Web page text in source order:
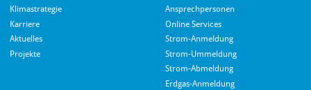
Klimastrategie
Karriere
Aktuelles
Projekte
Ansprechpersonen
Online Services
Strom-Anmeldung
Strom-Ummeldung
Strom-Abmeldung
Erdgas-Anmeldung